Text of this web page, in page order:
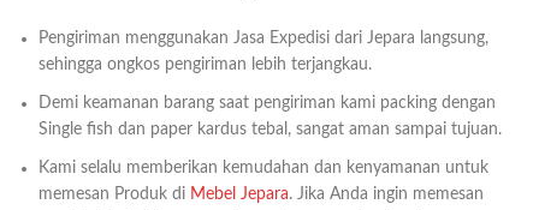
Pengiriman menggunakan Jasa Expedisi dari Jepara langsung,
sehingga ongkos pengiriman lebih terjangkau.
Demi keamanan barang saat pengiriman kami packing dengan
Single fish dan paper kardus tebal, sangat aman sampai tujuan.
Kami selalu memberikan kemudahan dan kenyamanan untuk
memesan Produk di Mebel Jepara. Jika Anda ingin memesan